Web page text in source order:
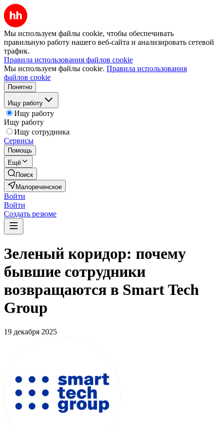
Мы используем файлы cookie, чтобы обеспечивать
правильную работу нашего веб-сайта и анализировать сетевой
трафик.
Правила использования файлов cookie
Мы используем файлы cookie. Правила использования
файлов cookie
Понятно
Ищу работу
Ищу работу
Ищу работу
Ищу сотрудника
Сервисы
Помощь
Ещё
Поиск
Малореченское
Войти
Войти
Создать резюме
Зеленый коридор: почему
бывшие сотрудники
возвращаются в Smart Tech
Group
19 декабря 2025